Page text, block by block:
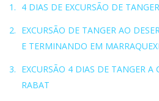
4 DIAS DE EXCURSÃO DE
EXCURSÃO DE TANGER AO
E TERMINANDO EM
EXCURSÃO 4 DIAS DE TANGER A
RABAT